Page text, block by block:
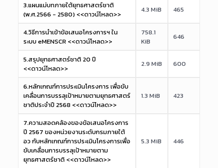
3.แผนแม่บทภายใต้ยุทธศาสตร์ชาติ
(พ.ศ.2566 - 2580) <<ดาวน์โหลด>>
4.3 MiB 465
4.วิธีการนำเข้าข้อเสนอโครงการฯ ใน
ระบบ eMENSCR <<ดาวน์โหลด>>
758.1
KiB
646
5.สรุปยุทธศาสตร์ชาติ 20 ปี
<<ดาวน์โหลด>>
2.9 MiB 600
6.หลักเกณฑ์การประเมินโครงการ เพื่อขับ
เคลื่อนการบรรลุเป้าหมายตามยุทธศาสตร์
ชาติประจำปี 2568 <<ดาวน์โหลด>>
1.3 MiB 423
7.ความสอดคล้องของข้อเสนอโครงการ
ปี 2567 ของหน่วยงานระดับกรมภายใต้
อว กับหลักเกณฑ์การประเมินโครงการเพื่อ
ขับเคลื่อนการบรรลุเป้าหมายตาม
ยุทธศาสตร์ชาติ <<ดาวน์โหลด>>
5.3 MiB 446